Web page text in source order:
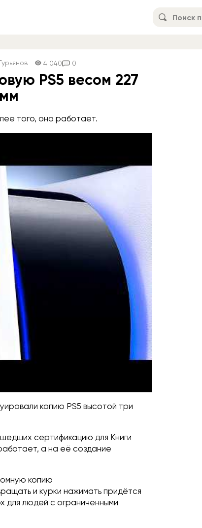
4 040 0
PS5 весом 227
того, она работает.
копию PS5 высотой три
сертификацию для Книги
а на её создание
копию
и курки нажимать придётся
для людей с ограниченными